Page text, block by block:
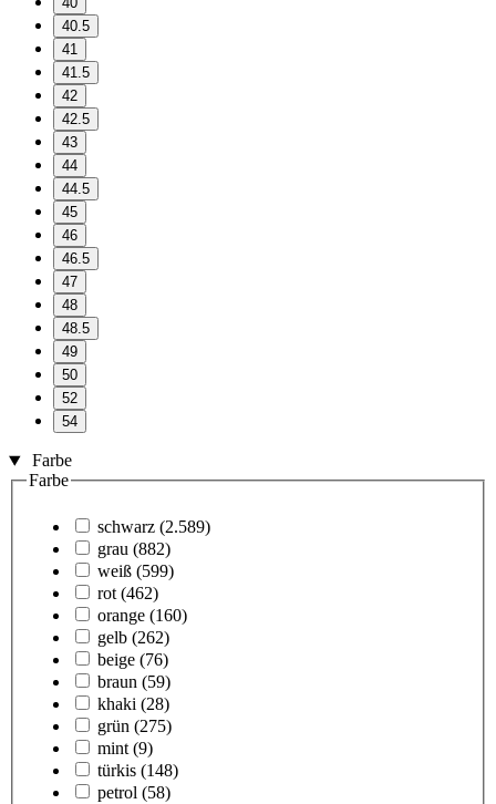
40.5
41
41.5
42
42.5
43
44
44.5
45
46
46.5
47
48
48.5
49
50
52
54
Farbe
Farbe
schwarz (2.589)
grau (882)
weiß (599)
rot (462)
orange (160)
gelb (262)
beige (76)
braun (59)
khaki (28)
grün (275)
mint (9)
türkis (148)
petrol (58)